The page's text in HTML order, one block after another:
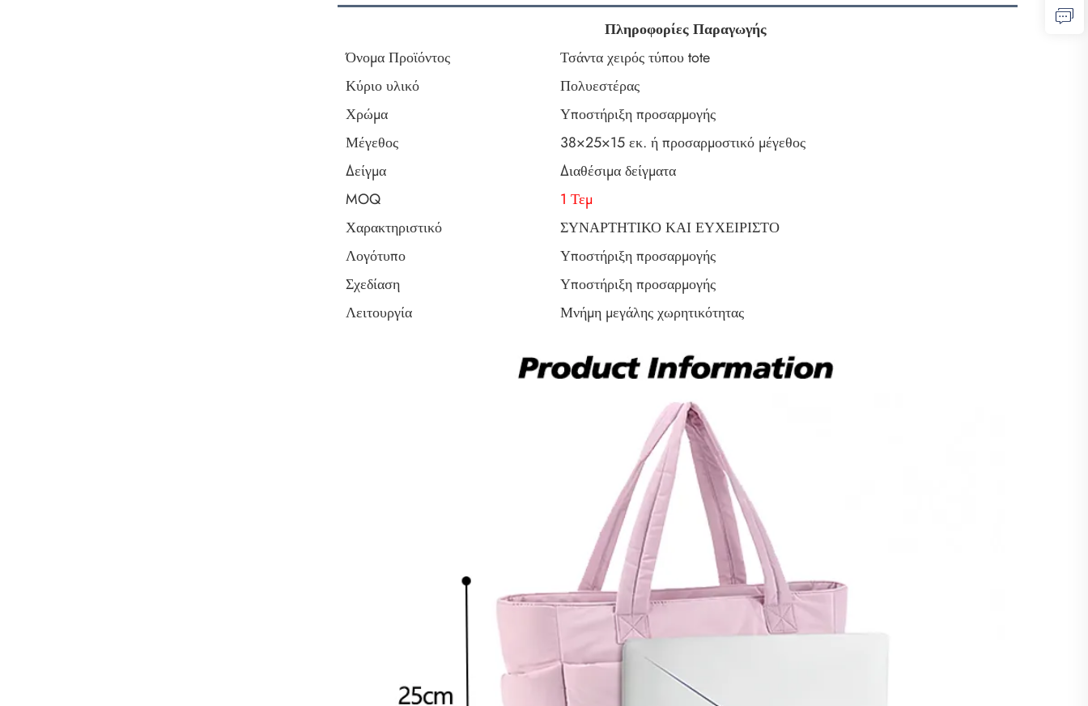
Πληροφορίες Παραγωγής
Όνομα Προϊόντος
Τσάντα χειρός τύπου tote
Κύριο υλικό
Πολυεστέρας
Χρώμα
Υποστήριξη προσαρμογής
Μέγεθος
38×25×15 εκ. ή προσαρμοστικό μέγεθος
Δείγμα
Διαθέσιμα δείγματα
MOQ
1 Τεμ
Χαρακτηριστικό
ΣΥΝΑΡΤΗΤΙΚΟ ΚΑΙ ΕΥΧΕΙΡΙΣΤΟ
Λογότυπο
Υποστήριξη προσαρμογής
Σχεδίαση
Υποστήριξη προσαρμογής
Λειτουργία
Μνήμη μεγάλης χωρητικότητας